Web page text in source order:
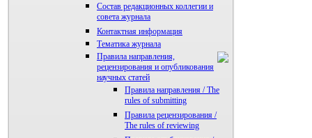
Состав редакционных коллегии и
совета журнала
Контактная информация
Тематика журнала
Правила направления,
рецензирования и опубликования
научных статей
Правила направления / The
rules of submitting
Правила рецензирования /
The rules of reviewing